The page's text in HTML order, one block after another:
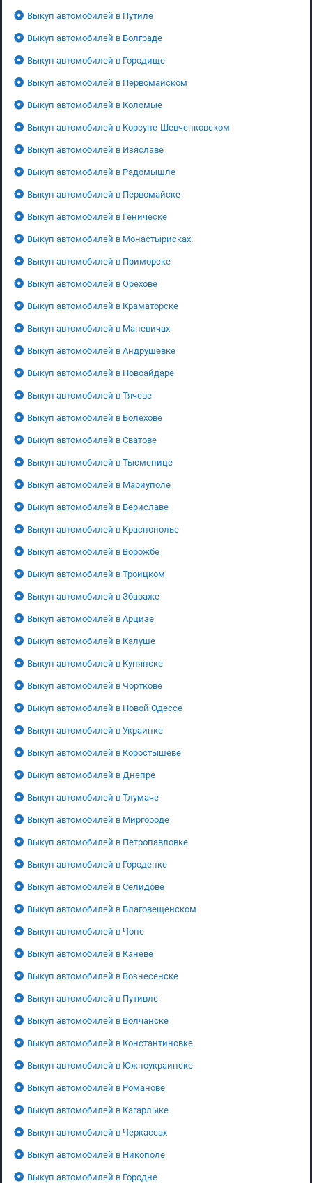
Выкуп автомобилей в Путиле
Выкуп автомобилей в Болграде
Выкуп автомобилей в Городище
Выкуп автомобилей в Первомайском
Выкуп автомобилей в Коломые
Выкуп автомобилей в Корсуне-Шевченковском
Выкуп автомобилей в Изяславе
Выкуп автомобилей в Радомышле
Выкуп автомобилей в Первомайске
Выкуп автомобилей в Геническе
Выкуп автомобилей в Монастырисках
Выкуп автомобилей в Приморске
Выкуп автомобилей в Орехове
Выкуп автомобилей в Краматорске
Выкуп автомобилей в Маневичах
Выкуп автомобилей в Андрушевке
Выкуп автомобилей в Новоайдаре
Выкуп автомобилей в Тячеве
Выкуп автомобилей в Болехове
Выкуп автомобилей в Сватове
Выкуп автомобилей в Тысменице
Выкуп автомобилей в Мариуполе
Выкуп автомобилей в Бериславе
Выкуп автомобилей в Краснополье
Выкуп автомобилей в Ворожбе
Выкуп автомобилей в Троицком
Выкуп автомобилей в Збараже
Выкуп автомобилей в Арцизе
Выкуп автомобилей в Калуше
Выкуп автомобилей в Купянске
Выкуп автомобилей в Чорткове
Выкуп автомобилей в Новой Одессе
Выкуп автомобилей в Украинке
Выкуп автомобилей в Коростышеве
Выкуп автомобилей в Днепре
Выкуп автомобилей в Тлумаче
Выкуп автомобилей в Миргороде
Выкуп автомобилей в Петропавловке
Выкуп автомобилей в Городенке
Выкуп автомобилей в Селидове
Выкуп автомобилей в Благовещенском
Выкуп автомобилей в Чопе
Выкуп автомобилей в Каневе
Выкуп автомобилей в Вознесенске
Выкуп автомобилей в Путивле
Выкуп автомобилей в Волчанске
Выкуп автомобилей в Константиновке
Выкуп автомобилей в Южноукраинске
Выкуп автомобилей в Романове
Выкуп автомобилей в Кагарлыке
Выкуп автомобилей в Черкассах
Выкуп автомобилей в Никополе
Выкуп автомобилей в Городне